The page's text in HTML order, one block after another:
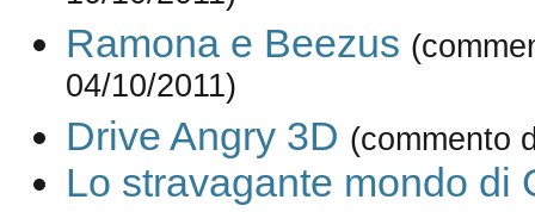
Ramona e Beezus
04/10/2011)
Drive Angry 3D (commento
Lo stravagante mondo di